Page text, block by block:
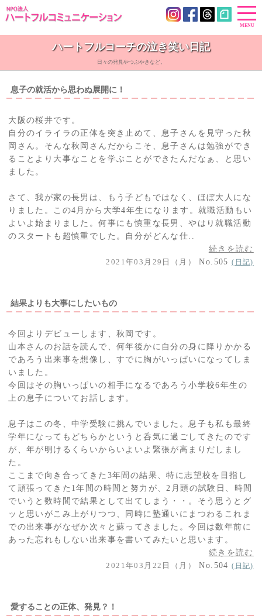
ハートフルコーチの泣き笑い日記
日々の発見やつぶやきなど。
息子の就活から思わぬ展開に！
大阪の桜井です。
自分のイライラの正体を突き止めて、息子さんを見守った秋
岡さん。そんな秋岡さんだからこそ、息子さんは勉強ができ
ることより大事なことを学ぶことができたんだなぁ、と思い
ました。
さて、我が家の長男は、もう子どもではなく、ほぼ大人にな
りました。この4月から大学4年生になります。就職活動もい
よいよ始まりました。何事にも慎重な長男、やはり就職活動
のスタートも超慎重でした。自分がどんな仕..
続きを読む
2021年03月29日（月）
No.505(日記)
結果よりも大事にしたいもの
今回よりデビューします、秋岡です。
山本さんのお話を読んで、何年後かに自分の身に降りかかる
であろう出来事を想像し、すでに胸がいっぱいになってしま
いました。
今回はその胸いっぱいの相手になるであろう小学校6年生の
上の息子についてお話します。
息子はこの冬、中学受験に挑んでいました。息子も私も最終
学年になってもどちらかというと呑気に過ごしてきたのです
が、年が明けるくらいからいよいよ緊張が高まりだしまし
た。
ここまで向き合ってきた3年間の結果、特に志望校を目指し
て頑張ってきた1年間の時間と努力が、2月頭の試験日、時間
でいうと数時間で結果として出てしまう・・。そう思うとグ
ッと思いがこみ上がりつつ、同時に塾通いにまつわるこれま
での出来事がなぜか次々と蘇ってきました。今回は数年前に
あった忘れもしない出来事を書いてみたいと思います。
続きを読む
2021年03月22日（月）
No.504(日記)
愛することの正体、発見？！